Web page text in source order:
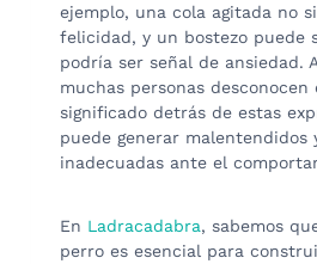
ejemplo, una cola agitada no
felicidad, y un bostezo puede
podría ser señal de ansiedad.
muchas personas desconocen
significado detrás de estas
puede generar malentendidos
inadecuadas ante el
En Ladracadabra, sabemos
perro es esencial para